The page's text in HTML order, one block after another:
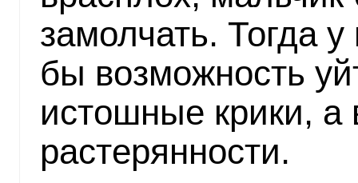
замолчать. Тогда
бы возможность
истошные крики, а
растерянности.